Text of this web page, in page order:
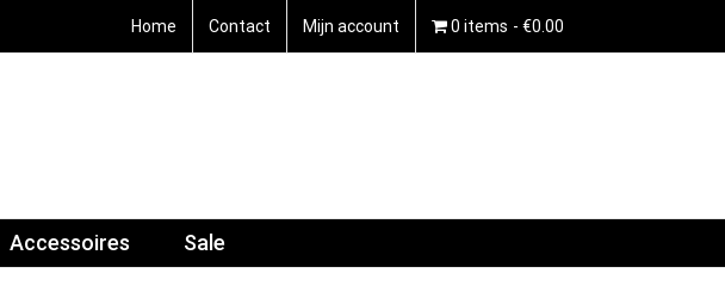
Home Contact Mijn account 0 items €0.00
Accessoires Sale